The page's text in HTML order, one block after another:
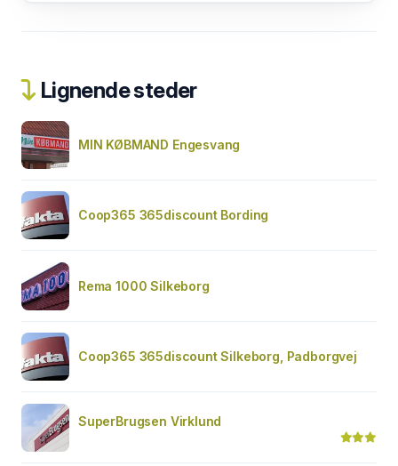
Lignende steder
MIN KØBMAND Engesvang
Coop365 365discount Bording
Rema 1000 Silkeborg
Coop365 365discount Silkeborg, Padborgvej
SuperBrugsen Virklund